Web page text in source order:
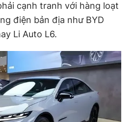
RSS Tòa soạn Chính sách bảo
Toàn
trực: Hải Thành
Hưng
Trung
GP - BTTTT cấp ngày 24.3.2020
về Báo Thanh Niên. Cấm sao
không có sự chấp thuận bằng văn
JSC.
cạnh tranh với hàng loạt
điện bản địa như BYD
Li Auto L6.